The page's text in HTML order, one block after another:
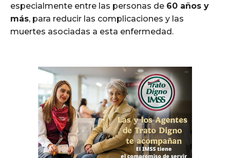
especialmente entre las personas de 60 años y
más, para reducir las complicaciones y las
muertes asociadas a esta enfermedad.